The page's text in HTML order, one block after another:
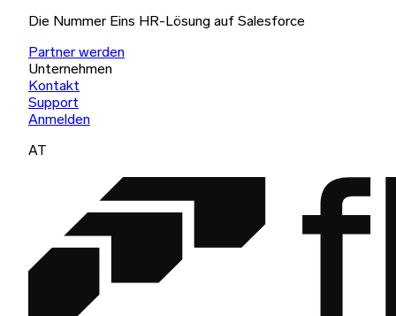
Die Nummer Eins HR-Lösung auf Salesforce
Partner werden
Unternehmen
Kontakt
Support
Anmelden
AT